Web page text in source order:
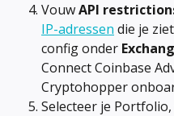
Vouw API
IP-adressen die je
config onder
Connect Coinbase
Cryptohopper
Selecteer je Portfolio,